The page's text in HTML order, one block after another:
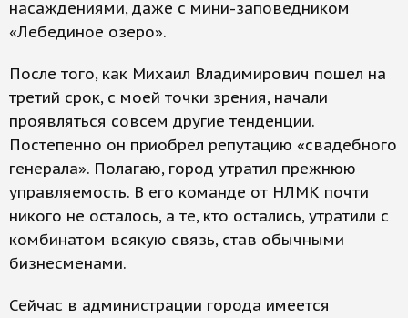
насаждениями, даже с мини-заповедником
«Лебединое озеро».
После того, как Михаил Владимирович пошел на
третий срок, с моей точки зрения, начали
проявляться совсем другие тенденции.
Постепенно он приобрел репутацию «свадебного
генерала». Полагаю, город утратил прежнюю
управляемость. В его команде от НЛМК почти
никого не осталось, а те, кто остались, утратили с
комбинатом всякую связь, став обычными
бизнесменами.
Сейчас в администрации города имеется